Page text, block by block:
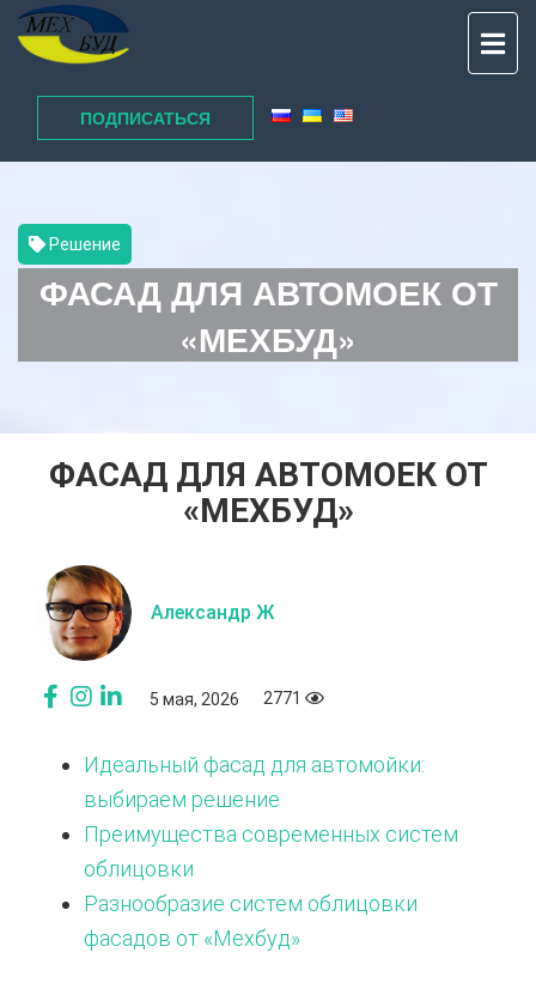
ПОДПИСАТЬСЯ
Решение
ФАСАД ДЛЯ АВТОМОЕК ОТ
«МЕХБУД»
ФАСАД ДЛЯ АВТОМОЕК ОТ
«МЕХБУД»
Александр Ж
5 мая, 2026 2771
Идеальный фасад для автомойки:
выбираем решение
Преимущества современных систем
облицовки
Разнообразие систем облицовки
фасадов от «Мехбуд»